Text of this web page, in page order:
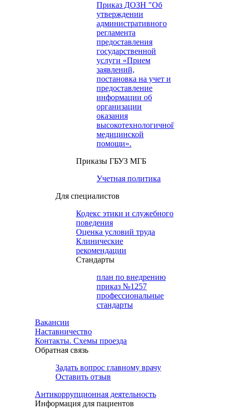
Приказ ДОЗН "Об
утверждении
административного
регламента
предоставления
государственной
услуги «Прием
заявлений,
постановка на учет и
предоставление
информации об
организации
оказания
высокотехнологичной
медицинской
помощи».
Приказы ГБУЗ МГБ
Учетная политика
Для специалистов
Кодекс этики и служебного
поведения
Оценка условий труда
Клинические
рекомендации
Cтандарты
план по внедрению
приказ №1257
профессиональные
стандарты
Вакансии
Наставничество
Контакты. Схемы проезда
Обратная связь
Задать вопрос главному врачу
Оставить отзыв
Антикоррупционная деятельность
Информация для пациентов